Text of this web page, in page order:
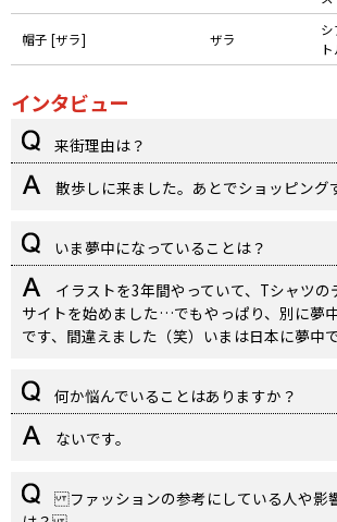
帽子 [ザラ] ザラ
シ
インタビュー
来街理由は？
散歩しに来ました。あとでショッピング
いま夢中になっていることは？
イラストを3年間やっていて、Tシャツの
サイトを始めました…でもやっぱり、別に夢
です、間違えました（笑）いまは日本に夢中で
何か悩んでいることはありますか？
ないです。
ファッションの参考にしている人や影